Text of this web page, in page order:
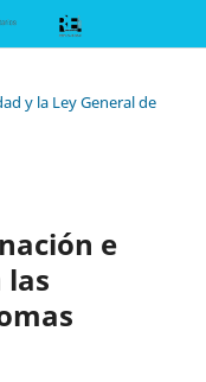
y la Ley General de
e
las